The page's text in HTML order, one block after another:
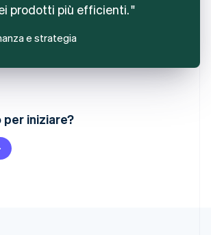
iniziare?
prodotti più efficienti.
e strategia